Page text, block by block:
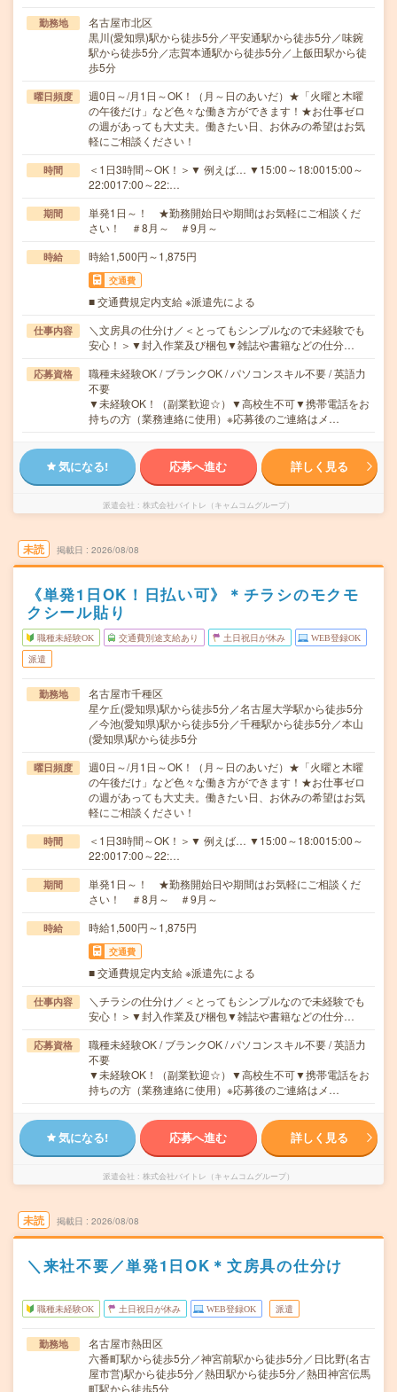
勤務地
名古屋市北区
黒川(愛知県)駅から徒歩5分／平安通駅から徒歩5分／味鋺
駅から徒歩5分／志賀本通駅から徒歩5分／上飯田駅から徒
歩5分
曜日頻度
週0日～/月1日～OK！（月～日のあいだ）★「火曜と木曜
の午後だけ」など色々な働き方ができます！★お仕事ゼロ
の週があっても大丈夫。働きたい日、お休みの希望はお気
軽にご相談ください！
時間
＜1日3時間～OK！＞▼ 例えば… ▼15:00～18:0015:00～
22:0017:00～22:…
期間
単発1日～！ ★勤務開始日や期間はお気軽にご相談くだ
さい！ ＃8月～ ＃9月～
時給 時給1,500円～1,875円
交通費
■ 交通費規定内支給 ※派遣先による
仕事内容
＼文房具の仕分け／＜とってもシンプルなので未経験でも
安心！＞▼封入作業及び梱包▼雑誌や書籍などの仕分…
応募資格
職種未経験OK / ブランクOK / パソコンスキル不要 / 英語力
不要
▼未経験OK！（副業歓迎☆）▼高校生不可▼携帯電話をお
持ちの方（業務連絡に使用）※応募後のご連絡はメ…
気になる! 応募へ進む 詳しく見る
派遣会社 株式会社バイトレ（キャムコムグループ）
未読 掲載日 2026/08/08
《単発1日OK！日払い可》＊チラシのモクモ
クシール貼り
職種未経験OK 交通費別途支給あり 土日祝日が休み WEB登録OK
派遣
勤務地
名古屋市千種区
星ケ丘(愛知県)駅から徒歩5分／名古屋大学駅から徒歩5分
／今池(愛知県)駅から徒歩5分／千種駅から徒歩5分／本山
(愛知県)駅から徒歩5分
曜日頻度
週0日～/月1日～OK！（月～日のあいだ）★「火曜と木曜
の午後だけ」など色々な働き方ができます！★お仕事ゼロ
の週があっても大丈夫。働きたい日、お休みの希望はお気
軽にご相談ください！
時間
＜1日3時間～OK！＞▼ 例えば… ▼15:00～18:0015:00～
22:0017:00～22:…
期間
単発1日～！ ★勤務開始日や期間はお気軽にご相談くだ
さい！ ＃8月～ ＃9月～
時給 時給1,500円～1,875円
交通費
■ 交通費規定内支給 ※派遣先による
仕事内容
＼チラシの仕分け／＜とってもシンプルなので未経験でも
安心！＞▼封入作業及び梱包▼雑誌や書籍などの仕分…
応募資格
職種未経験OK / ブランクOK / パソコンスキル不要 / 英語力
不要
▼未経験OK！（副業歓迎☆）▼高校生不可▼携帯電話をお
持ちの方（業務連絡に使用）※応募後のご連絡はメ…
気になる! 応募へ進む 詳しく見る
派遣会社 株式会社バイトレ（キャムコムグループ）
未読 掲載日 2026/08/08
＼来社不要／単発1日OK＊文房具の仕分け
職種未経験OK 土日祝日が休み WEB登録OK 派遣
勤務地
名古屋市熱田区
六番町駅から徒歩5分／神宮前駅から徒歩5分／日比野(名古
屋市営)駅から徒歩5分／熱田駅から徒歩5分／熱田神宮伝馬
町駅から徒歩5分